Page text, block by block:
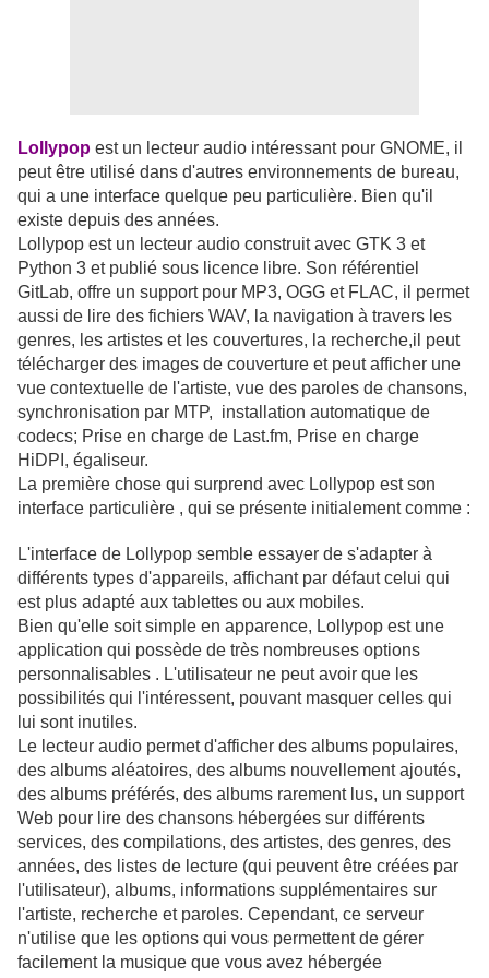
Lollypop est un lecteur audio intéressant pour GNOME, il
peut être utilisé dans d'autres environnements de bureau,
qui a une interface quelque peu particulière. Bien qu'il
existe depuis des années.
Lollypop est un lecteur audio construit avec GTK 3 et
Python 3 et publié sous licence libre. Son référentiel
GitLab, offre un support pour MP3, OGG et FLAC, il permet
aussi de lire des fichiers WAV, la navigation à travers les
genres, les artistes et les couvertures, la recherche,il peut
télécharger des images de couverture et peut afficher une
vue contextuelle de l'artiste, vue des paroles de chansons,
synchronisation par MTP, installation automatique de
codecs; Prise en charge de Last.fm, Prise en charge
HiDPI, égaliseur.
La première chose qui surprend avec Lollypop est son
interface particulière , qui se présente initialement comme :
L'interface de Lollypop semble essayer de s'adapter à
différents types d'appareils, affichant par défaut celui qui
est plus adapté aux tablettes ou aux mobiles.
Bien qu'elle soit simple en apparence, Lollypop est une
application qui possède de très nombreuses options
personnalisables . L'utilisateur ne peut avoir que les
possibilités qui l'intéressent, pouvant masquer celles qui
lui sont inutiles.
Le lecteur audio permet d'afficher des albums populaires,
des albums aléatoires, des albums nouvellement ajoutés,
des albums préférés, des albums rarement lus, un support
Web pour lire des chansons hébergées sur différents
services, des compilations, des artistes, des genres, des
années, des listes de lecture (qui peuvent être créées par
l'utilisateur), albums, informations supplémentaires sur
l'artiste, recherche et paroles. Cependant, ce serveur
n'utilise que les options qui vous permettent de gérer
facilement la musique que vous avez hébergée